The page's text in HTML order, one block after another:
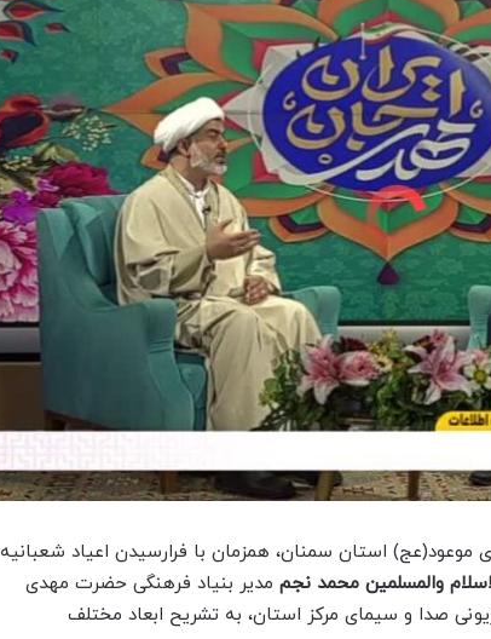
استان سمنان، همزمان با فرارسیدن اعیاد شعبانیه
والمسلمین محمد نجم مدیر بنیاد فرهنگی حضرت مهدی
صدا و سیمای مرکز استان، به تشریح ابعاد مختلف